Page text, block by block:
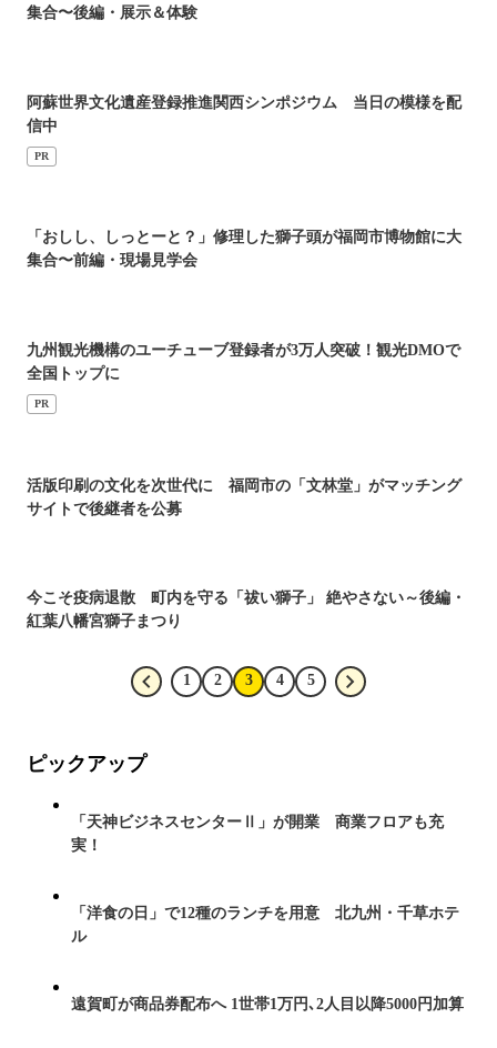
集合〜後編・展示＆体験
阿蘇世界文化遺産登録推進関西シンポジウム 当日の模様を配
信中
PR
「おしし、しっとーと？」修理した獅子頭が福岡市博物館に大
集合〜前編・現場見学会
九州観光機構のユーチューブ登録者が3万人突破！観光DMOで
全国トップに
PR
活版印刷の文化を次世代に 福岡市の「文林堂」がマッチング
サイトで後継者を公募
今こそ疫病退散 町内を守る「祓い獅子」 絶やさない～後編・
紅葉八幡宮獅子まつり
1 2 3 4 5
ピックアップ
「天神ビジネスセンターⅡ」が開業 商業フロアも充
実！
「洋食の日」で12種のランチを用意 北九州・千草ホテ
ル
遠賀町が商品券配布へ 1世帯1万円､2人目以降5000円加算